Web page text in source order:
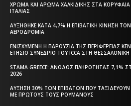
ΧΡΏΜΑ ΚΑΙ ΆΡΩΜΑ ΧΑΛΚΙΔΙΚΉΣ ΣΤΑ ΚΟΡΥΦΑΊΑ
ΙΤΑΛΊΑΣ
ΑΥΞΉΘΗΚΕ ΚΑΤΆ 4,7% Η ΕΠΙΒΑΤΙΚΉ ΚΊΝΗΣΗ
ΑΕΡΟΔΡΌΜΙΑ
ΕΝΙΣΧΥΜΈΝΗ Η ΠΑΡΟΥΣΊΑ ΤΗΣ ΠΕΡΙΦΈΡΕΙΑΣ
ΕΤΉΣΙΟ ΣΥΝΈΔΡΙΟ ΤΟΥ ICCA ΣΤΗ ΘΕΣΣΑΛΟΝΊΚΗ
STAMA GREECE: ΆΝΟΔΟΣ ΠΛΗΡΌΤΗΤΑΣ 7,1%
2026
ΑΎΞΗΣΗ 30% ΤΩΝ ΕΠΙΒΑΤΏΝ ΠΟΥ
ΜΕ ΠΡΏΤΟΥΣ ΤΟΥΣ ΡΟΥΜΆΝΟΥΣ